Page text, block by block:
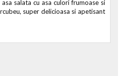
salata cu asa culori frumoase si
super delicioasa si apetisant